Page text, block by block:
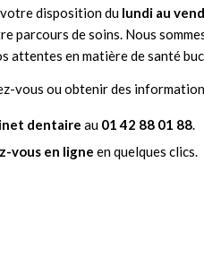
disposition du lundi au
parcours de soins. Nous
attentes en matière de santé
vous ou obtenir des
dentaire au 01 42 88 01 88
vous en ligne en quelques clics.